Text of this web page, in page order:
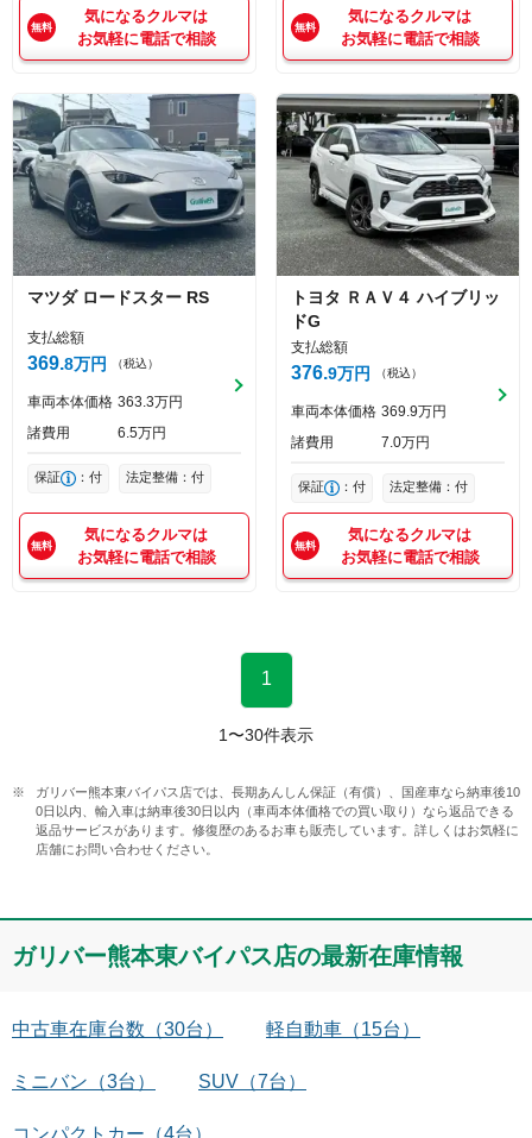
気になるクルマは
お気軽に電話で相談
気になるクルマは
お気軽に電話で相談
マツダ ロードスター RS
支払総額
369 8万円 （税込）
車両本体価格 363 3万円
諸費用
6 5万円
保証 ：付 法定整備：付
気になるクルマは
お気軽に電話で相談
トヨタ ＲＡＶ４ ハイブリッ
ドG
支払総額
376 9万円 （税込）
車両本体価格 369 9万円
諸費用
7 0万円
保証 ：付 法定整備：付
気になるクルマは
お気軽に電話で相談
1
1 〜30件表示
ガリバー熊本東バイパス店では、長期あんしん保証（有償）、国産車なら納車後10
0日以内、輸入車は納車後30日以内（車両本体価格での買い取り）なら返品できる
返品サービスがあります。修復歴のあるお車も販売しています。詳しくはお気軽に
店舗にお問い合わせください。
ガリバー熊本東バイパス店の最新在庫情報
中古車在庫台数 （30台） 軽自動車 （15台）
ミニバン （3台） SUV （7台）
コンパクトカー （4台）